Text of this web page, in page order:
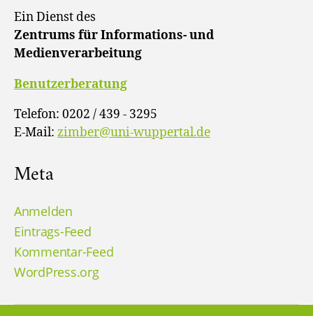
Ein Dienst des
Zentrums für Informations- und
Medienverarbeitung
Benutzerberatung
Telefon: 0202 / 439 - 3295
E-Mail: zimber@uni-wuppertal.de
Meta
Anmelden
Eintrags-Feed
Kommentar-Feed
WordPress.org